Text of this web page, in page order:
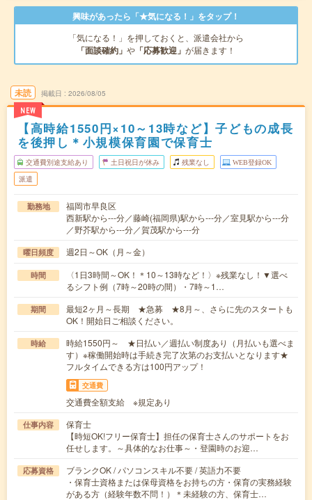
興味があったら「★気になる！」をタップ！
「気になる！」を押しておくと、派遣会社から
「面談確約」 や 「応募歓迎」 が届きます！
未読
NEW
掲載日 2026/08/05
【高時給1550円×10～13時など】子どもの成長
を後押し＊小規模保育園で保育士
交通費別途支給あり 土日祝日が休み 残業なし WEB登録OK
派遣
勤務地
福岡市早良区
西新駅から---分／藤崎(福岡県)駅から---分／室見駅から---分
／野芥駅から---分／賀茂駅から---分
曜日頻度 週2日～OK（月～金）
時間
〈1日3時間～OK！＊10～13時など！〉※残業なし！▼選べ
るシフト例（7時～20時の間）・7時～1…
期間
最短2ヶ月～長期 ★急募 ★8月～、さらに先のスタートも
OK！開始日ご相談ください。
時給
時給1550円～ ★日払い／週払い制度あり（月払いも選べま
す）※稼働開始時は手続き完了次第のお支払いとなります★
フルタイムできる方は100円アップ！
交通費
交通費全額支給 ※規定あり
仕事内容
保育士
【時短OK!フリー保育士】担任の保育士さんのサポートをお
任せします。～具体的なお仕事～・登園時のお迎…
応募資格
ブランクOK / パソコンスキル不要 / 英語力不要
・保育士資格または保母資格をお持ちの方・保育の実務経験
がある方（経験年数不問！）＊未経験の方、保育士…